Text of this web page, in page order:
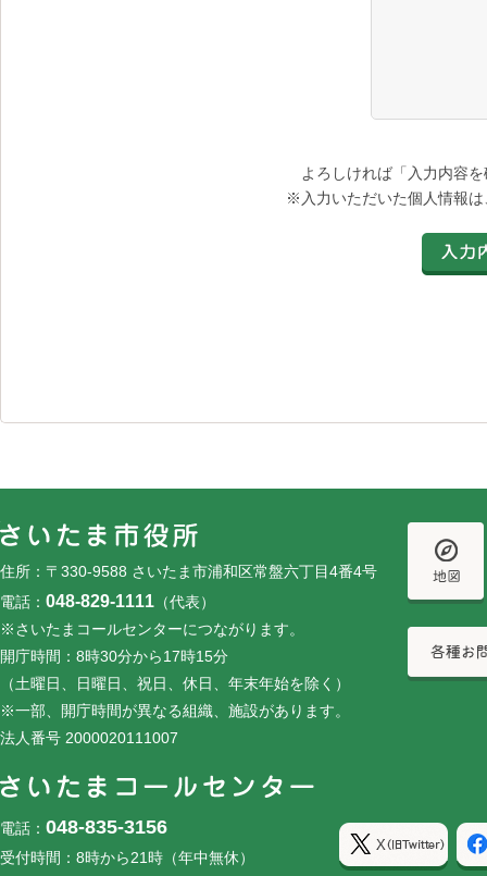
よろしければ「入力内容
※入力いただいた個人情報
住所：〒330-9588 さいたま市浦和区常盤六丁目4番4号
電話： 048-829-1111 （代表）
※さいたまコールセンターにつながります。
開庁時間：8時30分から17時15分
（土曜日、日曜日、祝日、休日、年末年始を除く）
※一部、開庁時間が異なる組織、施設があります。
法人番号 2000020111007
電話： 048-835-3156
受付時間：8時から21時（年中無休）